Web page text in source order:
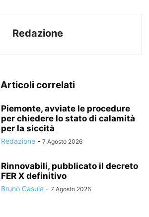
Redazione
Articoli correlati
Piemonte, avviate le procedure
per chiedere lo stato di calamità
per la siccità
Redazione - 7 Agosto 2026
Rinnovabili, pubblicato il decreto
FER X definitivo
Bruno Casula - 7 Agosto 2026